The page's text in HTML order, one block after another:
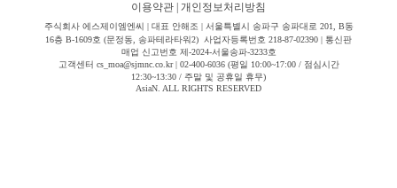
이용약관 개인정보처리방침
주식회사 에스제이엠엔씨 | 대표 안해조 | 서울특별시 송파구 송파대로 201, B동
16층 B-1609호 (문정동, 송파테라타워2) 사업자등록번호 218-87-02390 | 통신판
매업 신고번호 제-2024-서울송파-3233호
고객센터 cs_moa@sjmnc.co.kr | 02-400-6036 (평일 10:00~17:00 / 점심시간
12:30~13:30 / 주말 및 공휴일 휴무)
AsiaN. ALL RIGHTS RESERVED